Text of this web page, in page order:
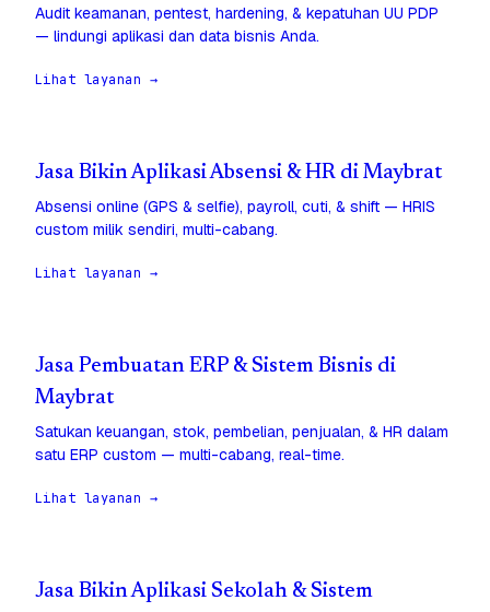
Audit keamanan, pentest, hardening, & kepatuhan UU PDP
— lindungi aplikasi dan data bisnis Anda.
Lihat layanan →
Jasa Bikin Aplikasi Absensi & HR di Maybrat
Absensi online (GPS & selfie), payroll, cuti, & shift — HRIS
custom milik sendiri, multi-cabang.
Lihat layanan →
Jasa Pembuatan ERP & Sistem Bisnis di
Maybrat
Satukan keuangan, stok, pembelian, penjualan, & HR dalam
satu ERP custom — multi-cabang, real-time.
Lihat layanan →
Jasa Bikin Aplikasi Sekolah & Sistem